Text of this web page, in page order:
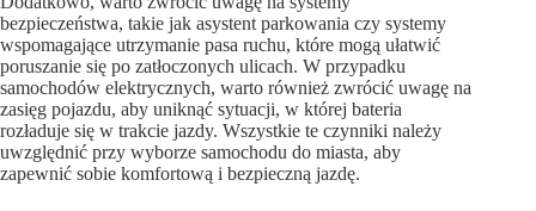
bezpieczeństwa, takie jak asystent parkowania czy systemy
wspomagające utrzymanie pasa ruchu, które mogą ułatwić
poruszanie się po zatłoczonych ulicach. W przypadku
samochodów elektrycznych, warto również zwrócić uwagę na
zasięg pojazdu, aby uniknąć sytuacji, w której bateria
rozładuje się w trakcie jazdy. Wszystkie te czynniki należy
uwzględnić przy wyborze samochodu do miasta, aby
zapewnić sobie komfortową i bezpieczną jazdę.